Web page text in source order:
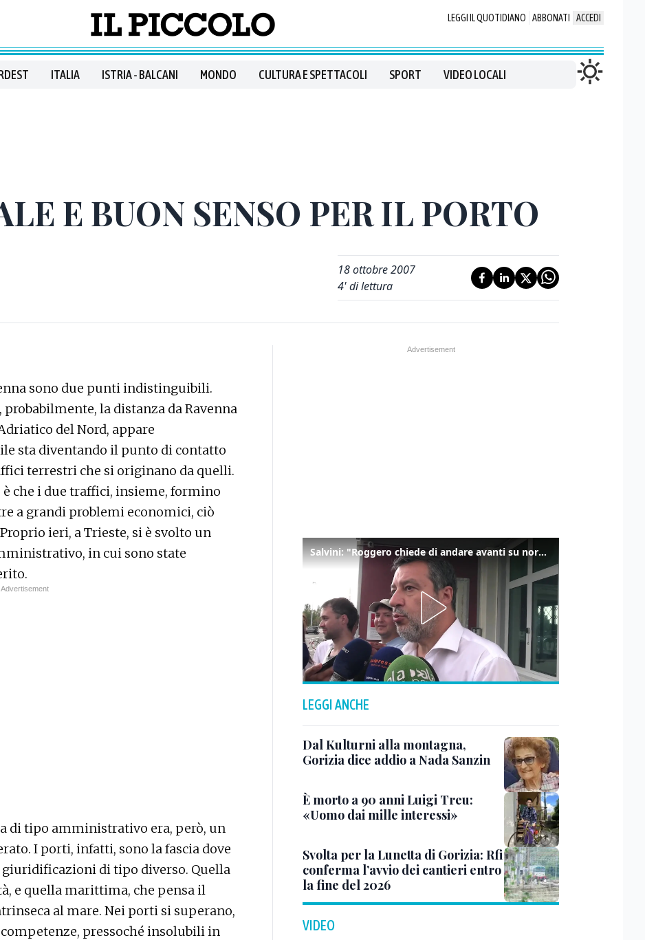
LEGGI IL QUOTIDIANO ABBONATI ACCEDI
ITALIA ISTRIA - BALCANI MONDO CULTURA E SPETTACOLI SPORT VIDEO LOCALI
E BUON SENSO PER IL PORTO
18 ottobre 2007
4' di lettura
sono due punti indistinguibili.
la distanza da Ravenna
del Nord, appare
sta diventando il punto di contatto
terrestri che si originano da quelli.
è che i due traffici, insieme, formino
a grandi problemi economici, ciò
ieri, a Trieste, si è svolto un
in cui sono state
di tipo amministrativo era, però, un
I porti, infatti, sono la fascia dove
di tipo diverso. Quella
e quella marittima, che pensa il
al mare. Nei porti si superano,
pressoché insolubili in
Salvini: "Roggero chiede di andare avanti su norma anti-risarcimenti"
LEGGI ANCHE
Dal Kulturni alla montagna,
Gorizia dice addio a Nada Sanzin
È morto a 90 anni Luigi Treu:
«Uomo dai mille interessi»
Svolta per la Lunetta di Gorizia: Rfi
conferma l’avvio dei cantieri entro
la fine del 2026
VIDEO